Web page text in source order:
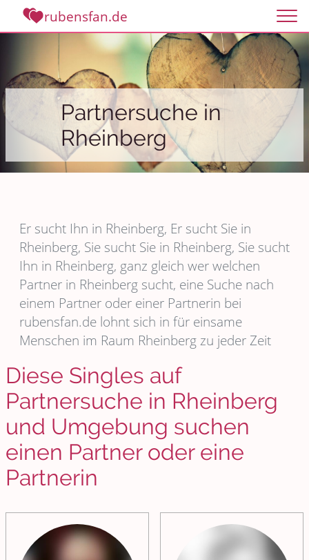
rubensfan.de
Partnersuche in
Rheinberg
Er sucht Ihn in Rheinberg, Er sucht Sie in
Rheinberg, Sie sucht Sie in Rheinberg, Sie sucht
Ihn in Rheinberg, ganz gleich wer welchen
Partner in Rheinberg sucht, eine Suche nach
einem Partner oder einer Partnerin bei
rubensfan.de lohnt sich in für einsame
Menschen im Raum Rheinberg zu jeder Zeit
Diese Singles auf
Partnersuche in Rheinberg
und Umgebung suchen
einen Partner oder eine
Partnerin